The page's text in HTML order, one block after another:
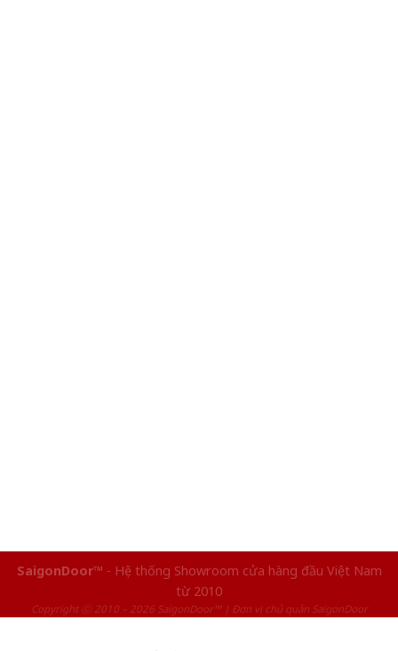
SaigonDoor™ - Hệ thống Showroom cửa hàng đầu Việt Nam
từ 2010
Copyright ⓒ 2010 – 2026 SaigonDoor™ | Đơn vị chủ quản SaigonDoor